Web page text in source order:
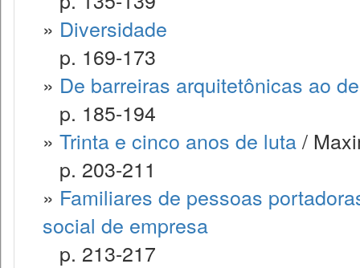
» Diversidade
p. 169-173
» De barreiras arquitetônicas ao
p. 185-194
» Trinta e cinco anos de luta/
p. 203-211
» Familiares de pessoas
social de empresa
p. 213-217